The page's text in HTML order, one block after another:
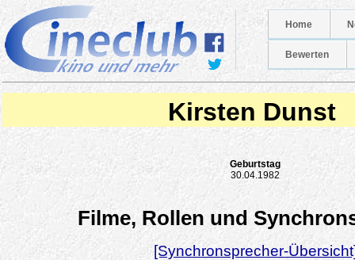
Home
Bewerten
Kirsten Dunst
Geburtstag
30.04.1982
Filme, Rollen und
[Synchronsprecher-